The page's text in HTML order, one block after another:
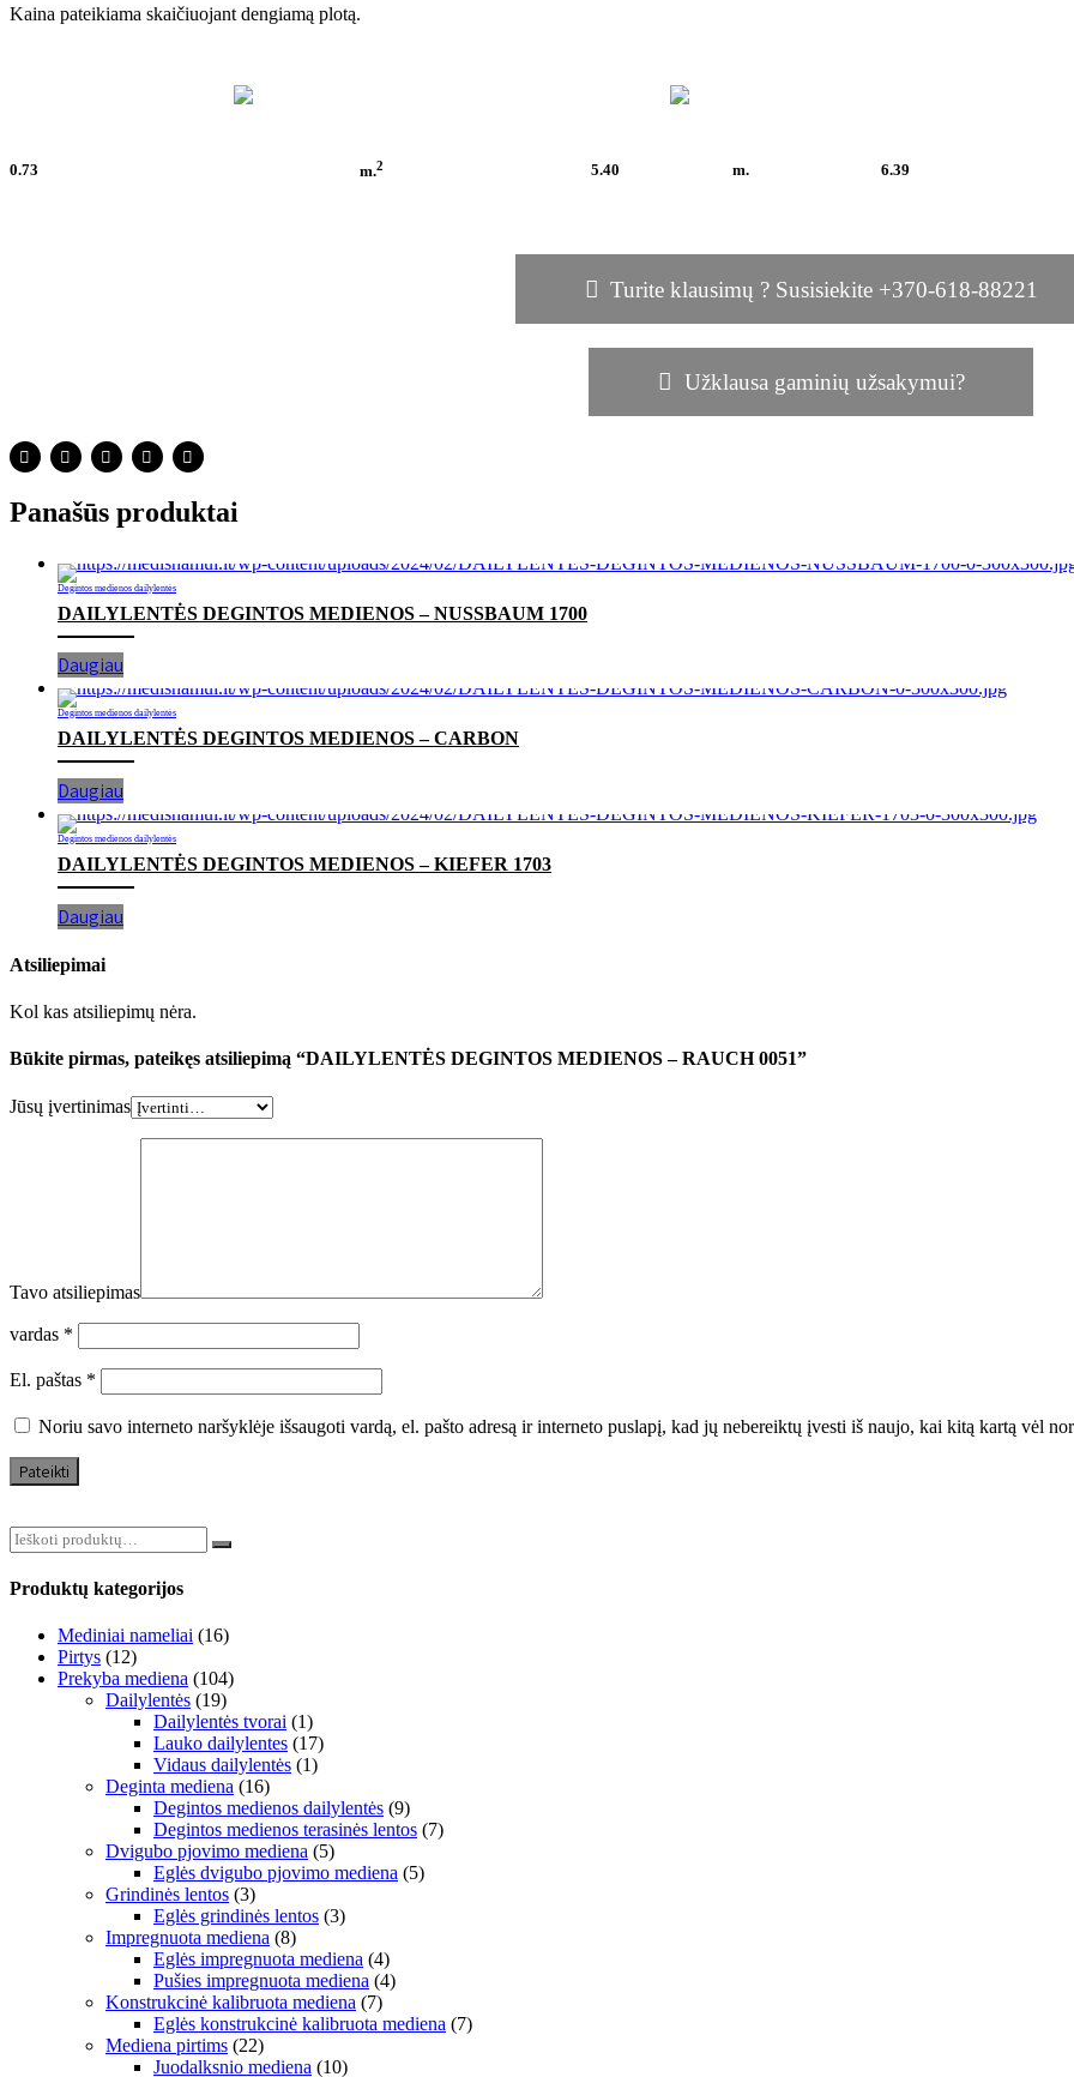
Kaina pateikiama skaičiuojant dengiamą plotą.
0.73 m.2 5.40 m. 6.39
Turite klausimų ? Susisiekite +370-618-88221
Užklausa gaminių užsakymui?
Panašūs produktai
Degintos medienos dailylentės
DAILYLENTĖS DEGINTOS MEDIENOS – NUSSBAUM 1700
Daugiau
Degintos medienos dailylentės
DAILYLENTĖS DEGINTOS MEDIENOS – CARBON
Daugiau
Degintos medienos dailylentės
DAILYLENTĖS DEGINTOS MEDIENOS – KIEFER 1703
Daugiau
Atsiliepimai
Kol kas atsiliepimų nėra.
Būkite pirmas, pateikęs atsiliepimą “DAILYLENTĖS DEGINTOS MEDIENOS – RAUCH 0051”
Jūsų įvertinimas
Tavo atsiliepimas
vardas *
El. paštas *
Noriu savo interneto naršyklėje išsaugoti vardą, el. pašto adresą ir interneto puslapį, kad jų nebereiktų įvesti iš naujo, kai kitą kartą vėl
Ieškoti:
Produktų kategorijos
Mediniai nameliai (16)
Pirtys (12)
Prekyba mediena (104)
Dailylentės (19)
Dailylentės tvorai (1)
Lauko dailylentes (17)
Vidaus dailylentės (1)
Deginta mediena (16)
Degintos medienos dailylentės (9)
Degintos medienos terasinės lentos (7)
Dvigubo pjovimo mediena (5)
Eglės dvigubo pjovimo mediena (5)
Grindinės lentos (3)
Eglės grindinės lentos (3)
Impregnuota mediena (8)
Eglės impregnuota mediena (4)
Pušies impregnuota mediena (4)
Konstrukcinė kalibruota mediena (7)
Eglės konstrukcinė kalibruota mediena (7)
Mediena pirtims (22)
Juodalksnio mediena (10)